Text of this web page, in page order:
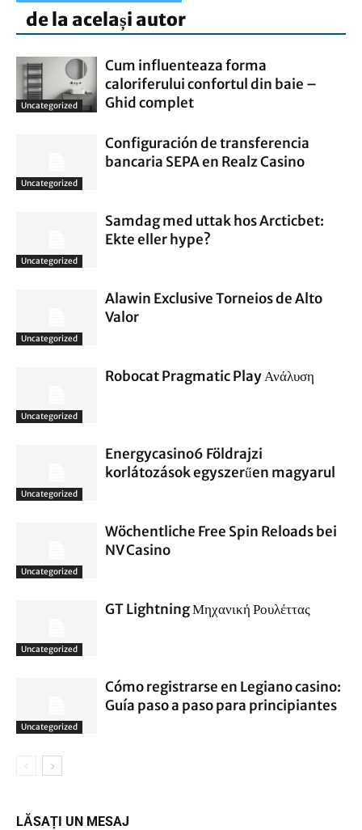
de la același autor
Uncategorized
Cum influenteaza forma
caloriferului confortul din baie –
Ghid complet
Uncategorized
Configuración de transferencia
bancaria SEPA en Realz Casino
Uncategorized
Samdag med uttak hos Arcticbet:
Ekte eller hype?
Uncategorized
Alawin Exclusive Torneios de Alto
Valor
Uncategorized
Robocat Pragmatic Play Ανάλυση
Uncategorized
Energycasino6 Földrajzi
korlátozások egyszerűen magyarul
Uncategorized
Wöchentliche Free Spin Reloads bei
NV Casino
Uncategorized
GT Lightning Μηχανική Ρουλέττας
Uncategorized
Cómo registrarse en Legiano casino:
Guía paso a paso para principiantes
LĂSAȚI UN MESAJ